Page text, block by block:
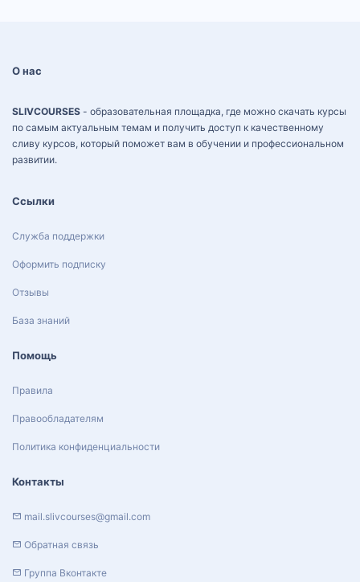
О нас
SLIVCOURSES - образовательная площадка, где можно скачать курсы
по самым актуальным темам и получить доступ к качественному
сливу курсов, который поможет вам в обучении и профессиональном
развитии.
Ссылки
Служба поддержки
Оформить подписку
Отзывы
База знаний
Помощь
Правила
Правообладателям
Политика конфиденциальности
Контакты
mail.slivcourses@gmail.com
Обратная связь
Группа Вконтакте